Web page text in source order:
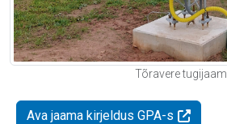
Tõravere tugijaam
Ava jaama kirjeldus GPA-s